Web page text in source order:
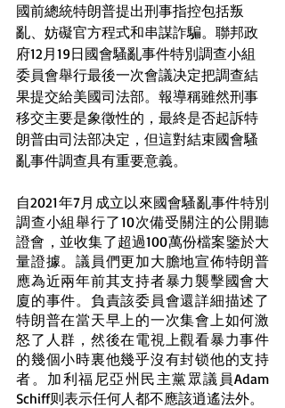
國前總統特朗普提出刑事指控包括叛
亂、妨礙官方程式和串謀詐騙。聯邦政
府12月19日國會騷亂事件特別調查小組
委員會舉行最後一次會議决定把調查結
果提交給美國司法部。報導稱雖然刑事
移交主要是象徵性的，最終是否起訴特
朗普由司法部决定，但這對結束國會騷
亂事件調查具有重要意義。
自2021年7月成立以來國會騷亂事件特別
調查小組舉行了10次備受關注的公開聽
證會，並收集了超過100萬份檔案鑒於大
量證據。議員們更加大膽地宣佈特朗普
應為近兩年前其支持者暴力襲擊國會大
廈的事件。負責該委員會還詳細描述了
特朗普在當天早上的一次集會上如何激
怒了人群，然後在電視上觀看暴力事件
的幾個小時裏他幾乎沒有封锁他的支持
者。加利福尼亞州民主黨眾議員Adam
Schiff则表示任何人都不應該逍遙法外。